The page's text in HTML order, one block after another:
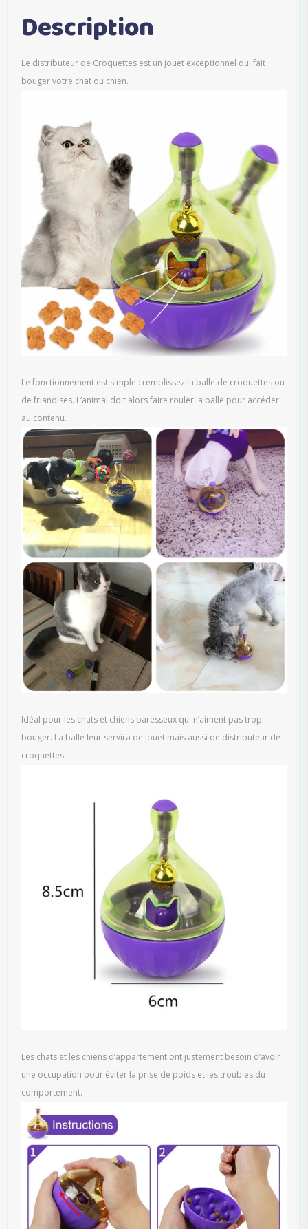
Description
Le distributeur de Croquettes est un jouet exceptionnel qui fait
bouger votre chat ou chien.
Le fonctionnement est simple : remplissez la balle de croquettes ou
de friandises. L’animal doit alors faire rouler la balle pour accéder
au contenu.
Idéal pour les chats et chiens paresseux qui n’aiment pas trop
bouger. La balle leur servira de jouet mais aussi de distributeur de
croquettes.
Les chats et les chiens d’appartement ont justement besoin d’avoir
une occupation pour éviter la prise de poids et les troubles du
comportement.